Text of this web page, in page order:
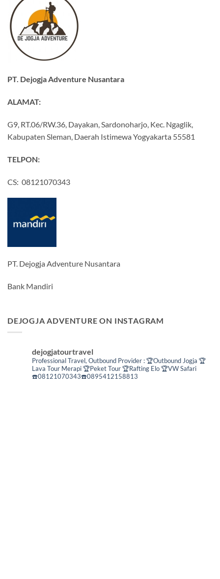
PT. Dejogja Adventure Nusantara
ALAMAT:
G9, RT.06/RW.36, Dayakan, Sardonoharjo, Kec. Ngaglik,
Kabupaten Sleman, Daerah Istimewa Yogyakarta 55581
TELPON:
CS: 08121070343
PT. Dejogja Adventure Nusantara
Bank Mandiri
DEJOGJA ADVENTURE ON INSTAGRAM
dejogjatourtravel
Professional Travel,Outbound Provider :🏆Outbound Jogja 🏆
Lava Tour Merapi🏆Peket Tour🏆Rafting Elo🏆VW Safari
☎️08121070343☎️0895412158813